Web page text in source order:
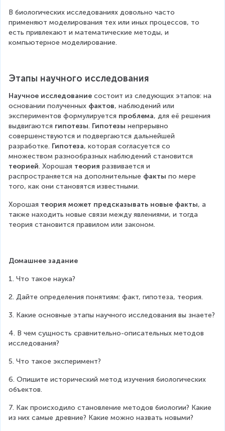
В биологических исследованиях довольно часто
применяют моделирования тех или иных процессов, то
есть привлекают и математические методы, и
компьютерное моделирование.
Этапы научного исследования
Научное исследование состоит из следующих этапов: на
основании полученных фактов, наблюдений или
экспериментов формулируется проблема, для её решения
выдвигаются гипотезы. Гипотезы непрерывно
совершенствуются и подвергаются дальнейшей
разработке. Гипотеза, которая согласуется со
множеством разнообразных наблюдений становится
теорией. Хорошая теория развивается и
распространяется на дополнительные факты по мере
того, как они становятся известными.
Хорошая теория может предсказывать новые факты, а
также находить новые связи между явлениями, и тогда
теория становится правилом или законом.
Домашнее задание
1. Что такое наука?
2. Дайте определения понятиям: факт, гипотеза, теория.
3. Какие основные этапы научного исследования вы знаете?
4. В чем сущность сравнительно-описательных методов
исследования?
5. Что такое эксперимент?
6. Опишите исторический метод изучения биологических
объектов.
7. Как происходило становление методов биологии? Какие
из них самые древние? Какие можно назвать новыми?